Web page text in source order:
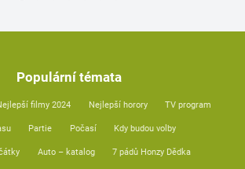
Populární témata
filmy 2024 Nejlepší horory TV program
Partie Počasí Kdy budou volby
Auto – katalog 7 pádů Honzy Dědka